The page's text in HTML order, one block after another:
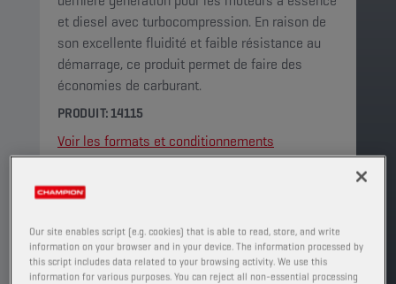
et diesel avec turbocompression. En raison de
son excellente fluidité et faible résistance au
démarrage, ce produit permet de faire des
économies de carburant.
PRODUIT: 14115
Voir les formats et conditionnements
disponibles
TDS MSDS
Our site enables script (e.g. cookies) that is able to read, store, and write
information on your browser and in your device. The information processed by
this script includes data related to your browsing activity. We use this
information for various purposes. You can reject all non-essential processing